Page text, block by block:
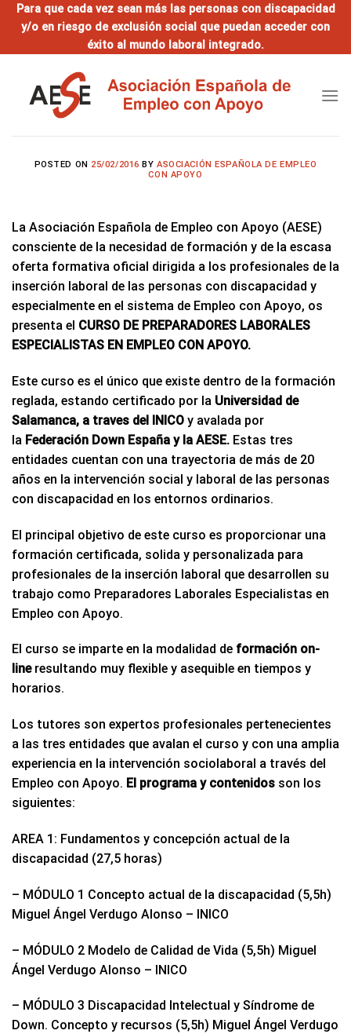
SaltarPara que cada vez sean más las personas con discapacidad
y/o en riesgo de exclusión social que puedan acceder con
éxito al mundo laboral integrado.
POSTED ON 25/02/2016 BYASOCIACIÓN ESPAÑOLA DE EMPLEO
CON APOYO
La Asociación Española de Empleo con Apoyo (AESE)
consciente de la necesidad de formación y de la escasa
oferta formativa oficial dirigida a los profesionales de la
inserción laboral de las personas con discapacidad y
especialmente en el sistema de Empleo con Apoyo, os
presenta el CURSO DE PREPARADORES LABORALES
ESPECIALISTAS EN EMPLEO CON APOYO.
Este curso es el único que existe dentro de la formación
reglada, estando certificado por la Universidad de
Salamanca, a traves del INICO y avalada por
la Federación Down España y la AESE. Estas tres
entidades cuentan con una trayectoria de más de 20
años en la intervención social y laboral de las personas
con discapacidad en los entornos ordinarios.
El principal objetivo de este curso es proporcionar una
formación certificada, solida y personalizada para
profesionales de la inserción laboral que desarrollen su
trabajo como Preparadores Laborales Especialistas en
Empleo con Apoyo.
El curso se imparte en la modalidad de formación on-
lineresultando muy flexible y asequible en tiempos y
horarios.
Los tutores son expertos profesionales pertenecientes
a las tres entidades que avalan el curso y con una amplia
experiencia en la intervención sociolaboral a través del
Empleo con Apoyo. El programa y contenidos son los
siguientes:
AREA 1: Fundamentos y concepción actual de la
discapacidad (27,5 horas)
– MÓDULO 1 Concepto actual de la discapacidad (5,5h)
Miguel Ángel Verdugo Alonso – INICO
– MÓDULO 2 Modelo de Calidad de Vida (5,5h) Miguel
Ángel Verdugo Alonso – INICO
– MÓDULO 3 Discapacidad Intelectual y Síndrome de
Down. Concepto y recursos (5,5h) Miguel Ángel Verdugo